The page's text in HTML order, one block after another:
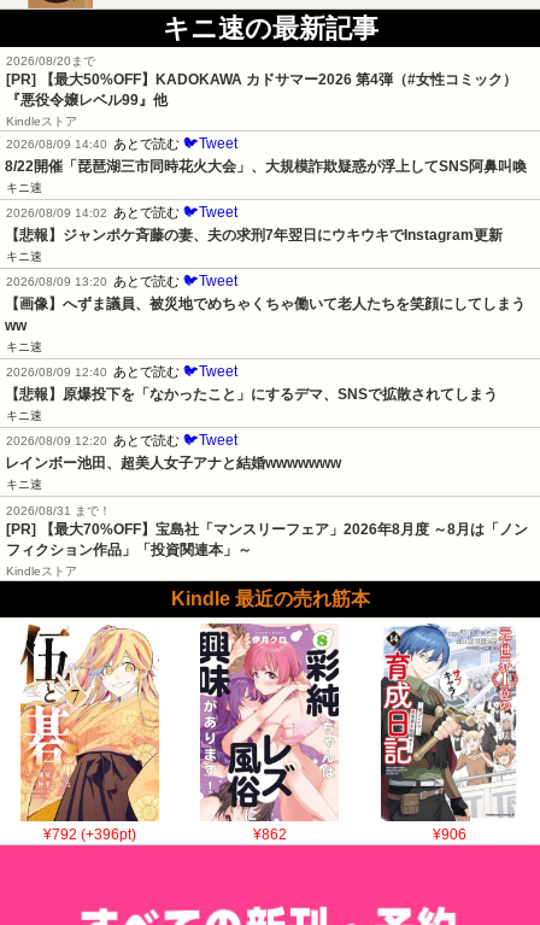
キニ速の最新記事
2026/08/20まで
[PR]
【最大50%OFF】KADOKAWA カドサマー2026 第4弾（#女性コミック）
『悪役令嬢レベル99』他
Kindleストア
2026/08/09 14:40
あとで読む 🐦Tweet
8/22開催「琵琶湖三市同時花火大会」、大規模詐欺疑惑が浮上してSNS阿鼻叫喚
キニ速
2026/08/09 14:02
あとで読む 🐦Tweet
【悲報】ジャンポケ斉藤の妻、夫の求刑7年翌日にウキウキでInstagram更新
キニ速
2026/08/09 13:20
あとで読む 🐦Tweet
【画像】へずま議員、被災地でめちゃくちゃ働いて老人たちを笑顔にしてしまう
ww
キニ速
2026/08/09 12:40
あとで読む 🐦Tweet
【悲報】原爆投下を「なかったこと」にするデマ、SNSで拡散されてしまう
キニ速
2026/08/09 12:20
あとで読む 🐦Tweet
レインボー池田、超美人女子アナと結婚wwwwwww
キニ速
2026/08/31 まで！
[PR] 【最大70%OFF】宝島社「マンスリーフェア」2026年8月度 ～8月は「ノン
フィクション作品」「投資関連本」～
Kindleストア
Kindle 最近の売れ筋本
¥792 (+396pt) ¥862 ¥906